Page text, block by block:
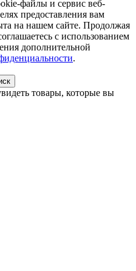
файлы и сервис веб-
предоставления вам
на нашем сайте. Продолжая
с использованием
дополнительной
.
товары, которые вы